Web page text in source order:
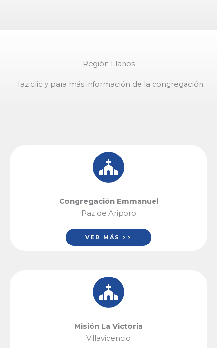
Región Llanos
Haz clic y para más información de la congregación
Congregación Emmanuel
Paz de Ariporo
VER MÁS >>
Misión La Victoria
Villavicencio